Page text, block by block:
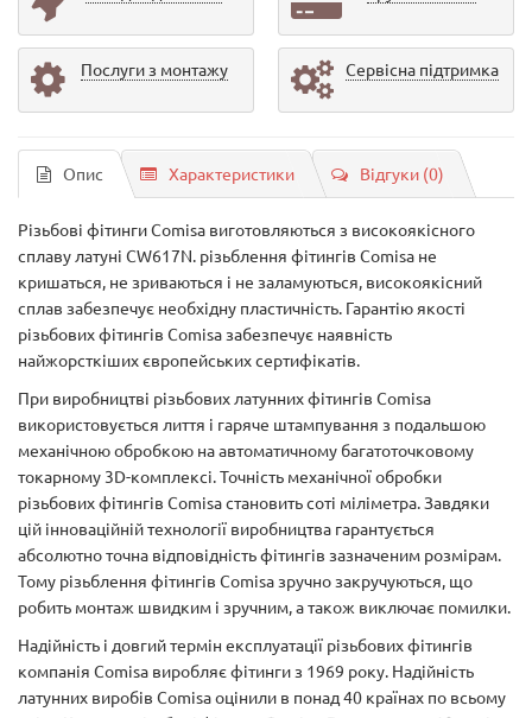
Послуги з монтажу Сервісна підтримка
Опис Характеристики Відгуки (0)
Різьбові фітинги Comisa виготовляються з високоякісного
сплаву латуні CW617N. різьблення фітингів Comisa не
кришаться, не зриваються і не заламуються, високоякісний
сплав забезпечує необхідну пластичність. Гарантію якості
різьбових фітингів Comisa забезпечує наявність
найжорсткіших європейських сертифікатів.
При виробництві різьбових латунних фітингів Comisa
використовується лиття і гаряче штампування з подальшою
механічною обробкою на автоматичному багатоточковому
токарному 3D-комплексі. Точність механічної обробки
різьбових фітингів Comisa становить соті міліметра. Завдяки
цій інноваційній технології виробництва гарантується
абсолютно точна відповідність фітингів зазначеним розмірам.
Тому різьблення фітингів Comisa зручно закручуються, що
робить монтаж швидким і зручним, а також виключає помилки.
Надійність і довгий термін експлуатації різьбових фітингів
компанія Comisa виробляє фітинги з 1969 року. Надійність
латунних виробів Comisa оцінили в понад 40 країнах по всьому